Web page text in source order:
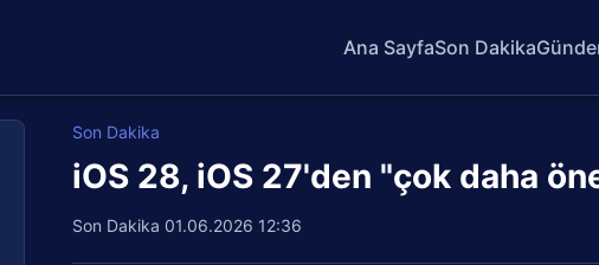
Ana SayfaSon Dakika
Son Dakika
iOS 28, iOS 27'den "çok daha
Son Dakika 01.06.2026 12:36